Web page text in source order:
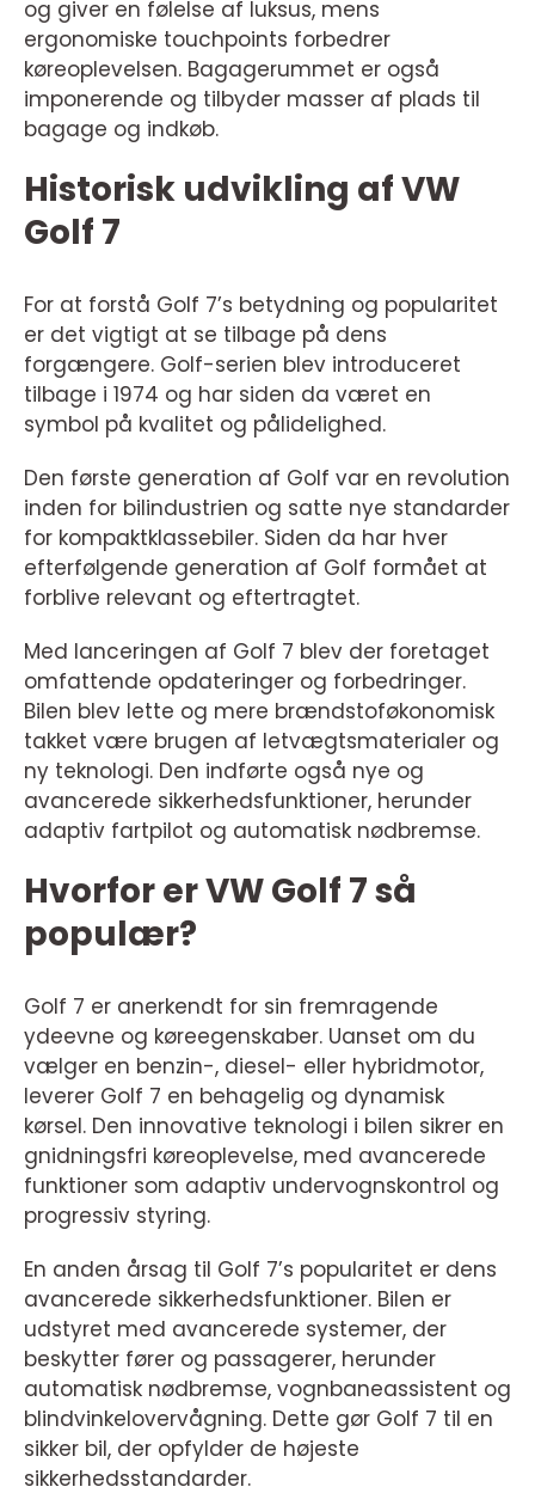
og giver en følelse af luksus, mens
ergonomiske touchpoints forbedrer
køreoplevelsen. Bagagerummet er også
imponerende og tilbyder masser af plads til
bagage og indkøb.
Historisk udvikling af VW
Golf 7
For at forstå Golf 7’s betydning og popularitet
er det vigtigt at se tilbage på dens
forgængere. Golf-serien blev introduceret
tilbage i 1974 og har siden da været en
symbol på kvalitet og pålidelighed.
Den første generation af Golf var en revolution
inden for bilindustrien og satte nye standarder
for kompaktklassebiler. Siden da har hver
efterfølgende generation af Golf formået at
forblive relevant og eftertragtet.
Med lanceringen af Golf 7 blev der foretaget
omfattende opdateringer og forbedringer.
Bilen blev lette og mere brændstoføkonomisk
takket være brugen af letvægtsmaterialer og
ny teknologi. Den indførte også nye og
avancerede sikkerhedsfunktioner, herunder
adaptiv fartpilot og automatisk nødbremse.
Hvorfor er VW Golf 7 så
populær?
Golf 7 er anerkendt for sin fremragende
ydeevne og køreegenskaber. Uanset om du
vælger en benzin-, diesel- eller hybridmotor,
leverer Golf 7 en behagelig og dynamisk
kørsel. Den innovative teknologi i bilen sikrer en
gnidningsfri køreoplevelse, med avancerede
funktioner som adaptiv undervognskontrol og
progressiv styring.
En anden årsag til Golf 7’s popularitet er dens
avancerede sikkerhedsfunktioner. Bilen er
udstyret med avancerede systemer, der
beskytter fører og passagerer, herunder
automatisk nødbremse, vognbaneassistent og
blindvinkelovervågning. Dette gør Golf 7 til en
sikker bil, der opfylder de højeste
sikkerhedsstandarder.